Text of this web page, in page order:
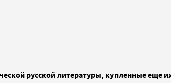
русской литературы, купленные еще